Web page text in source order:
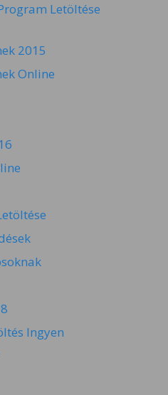
Letöltése
2015
Online
Ingyen